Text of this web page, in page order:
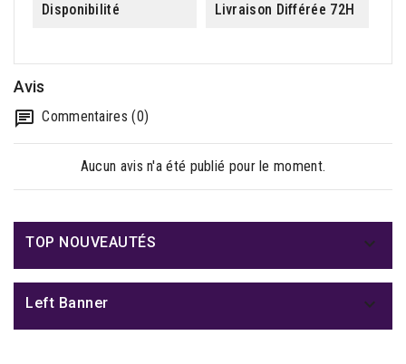
Disponibilité Livraison Différée 72H
Avis
Commentaires (0)
Aucun avis n'a été publié pour le moment.
TOP NOUVEAUTÉS 
Left Banner 